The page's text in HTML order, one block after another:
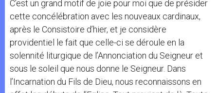
C’est un grand motif de joie pour moi que de présider
cette concélébration avec les nouveaux cardinaux,
après le Consistoire d’hier, et je considère
providentiel le fait que celle-ci se déroule en la
solennité liturgique de l’Annonciation du Seigneur et
sous le soleil que nous donne le Seigneur. Dans
l’Incarnation du Fils de Dieu, nous reconnaissons en